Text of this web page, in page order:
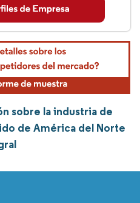
sobre la industria de
de América del Norte